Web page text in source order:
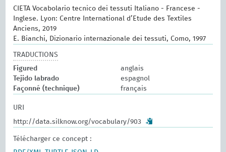
CIETA Vocabolario tecnico dei tessuti Italiano - Francese -
Inglese. Lyon: Centre International d’Etude des Textiles
Anciens, 2019
E. Bianchi, Dizionario internazionale dei tessuti, Como, 1997
TRADUCTIONS
Figured
anglais
Tejido labrado
espagnol
Façonné (technique)
français
URI
http://data.silknow.org/vocabulary/903
Télécharger ce concept :